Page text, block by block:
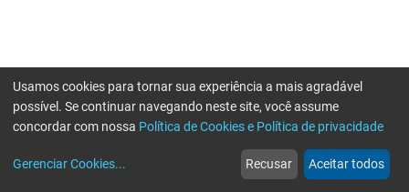
web
Notícias
more_horiz
Mais
Usamos cookies para tornar sua experiência a mais agradável
possível. Se continuar navegando neste site, você assume
concordar com nossa Política de Cookies e Política de privacidade
Gerenciar Cookies... Recusar Aceitar todos
Erro ao enviar informações, por favor tente novamente